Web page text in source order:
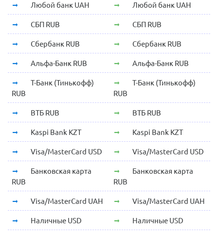
Любой банк UAH Любой банк UAH
СБП RUB СБП RUB
Сбербанк RUB Сбербанк RUB
Альфа-Банк RUB Альфа-Банк RUB
Т-Банк (Тинькофф)
RUB
Т-Банк (Тинькофф)
RUB
ВТБ RUB ВТБ RUB
Kaspi Bank KZT Kaspi Bank KZT
Visa/MasterCard USD Visa/MasterCard USD
Банковская карта
RUB
Банковская карта
RUB
Visa/MasterCard UAH Visa/MasterCard UAH
Наличные USD Наличные USD